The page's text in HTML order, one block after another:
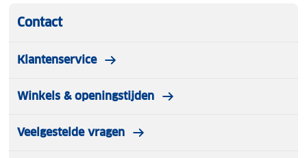
Contact
Klantenservice
Winkels & openingstijden
Veelgestelde vragen